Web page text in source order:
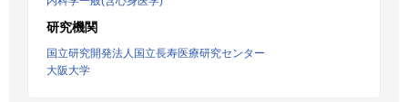
研究機関
国立研究開発法人国立長寿医療研究センター
大阪大学